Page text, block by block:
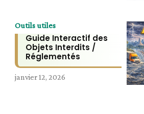
Outils utiles
Guide Interactif des
Objets Interdits /
Réglementés
janvier 12, 2026